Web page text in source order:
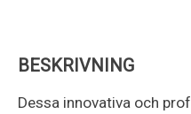
BESKRIVNING
Dessa innovativa och